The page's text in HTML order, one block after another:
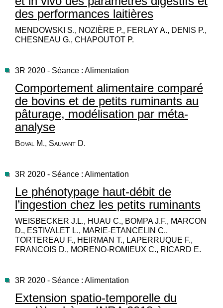
des performances laitières
MENDOWSKI S., NOZIÈRE P., FERLAY A., DENIS P.,
CHESNEAU G., CHAPOUTOT P.
3R 2020 - Séance : Alimentation
Comportement alimentaire comparé
de bovins et de petits ruminants au
pâturage, modélisation par méta-
analyse
Boval M., Sauvant D.
3R 2020 - Séance : Alimentation
Le phénotypage haut-débit de
l’ingestion chez les petits ruminants
WEISBECKER J.L., HUAU C., BOMPA J.F., MARCON
D., ESTIVALET L., MARIE-ETANCELIN C.,
TORTEREAU F., HEIRMAN T., LAPERRUQUE F.,
FRANCOIS D., MORENO-ROMIEUX C., RICARD E.
3R 2020 - Séance : Alimentation
Extension spatio-temporelle du